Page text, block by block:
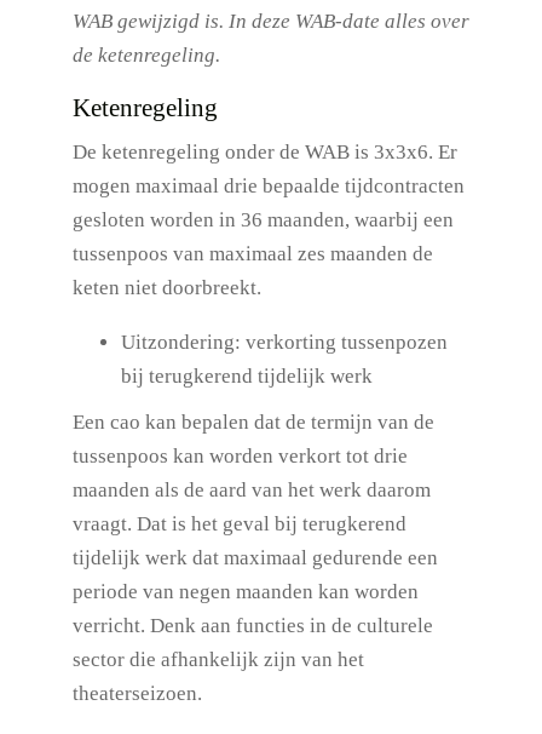
WAB gewijzigd is. In deze WAB-date alles over
de ketenregeling.
Ketenregeling
De ketenregeling onder de WAB is 3x3x6. Er
mogen maximaal drie bepaalde tijdcontracten
gesloten worden in 36 maanden, waarbij een
tussenpoos van maximaal zes maanden de
keten niet doorbreekt.
Uitzondering: verkorting tussenpozen
bij terugkerend tijdelijk werk
Een cao kan bepalen dat de termijn van de
tussenpoos kan worden verkort tot drie
maanden als de aard van het werk daarom
vraagt. Dat is het geval bij terugkerend
tijdelijk werk dat maximaal gedurende een
periode van negen maanden kan worden
verricht. Denk aan functies in de culturele
sector die afhankelijk zijn van het
theaterseizoen.